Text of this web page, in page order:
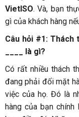
VietISO. Và, bạn
gì của khách hàng
Câu hỏi #1: Thách
____ là gì?
Có rất nhiều thách
đang phải đối mặt
việc của họ. Đó là
hàng của bạn